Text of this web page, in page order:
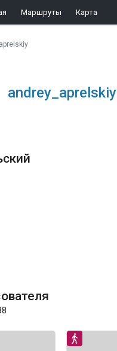
Маршруты Карта
andrey_aprelskiy